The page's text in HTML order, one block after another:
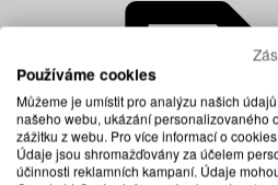
Používáme cookies
Můžeme je umístit pro analýzu našich
našeho webu, ukázání personalizovaného
zážitku z webu. Pro více informací o
Údaje jsou shromažďovány za účelem
účinnosti reklamních kampaní. Údaje